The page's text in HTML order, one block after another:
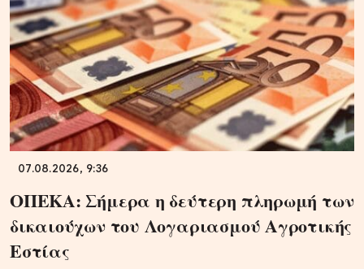
07.08.2026, 9:36
ΟΠΕΚΑ: Σήμερα η δεύτερη πληρωμή των
δικαιούχων του Λογαριασμού Αγροτικής
Εστίας